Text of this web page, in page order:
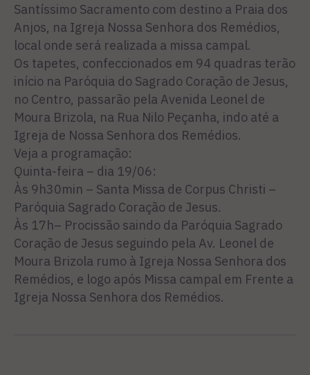
Santíssimo Sacramento com destino a Praia dos
Anjos, na Igreja Nossa Senhora dos Remédios,
local onde será realizada a missa campal.
Os tapetes, confeccionados em 94 quadras terão
início na Paróquia do Sagrado Coração de Jesus,
no Centro, passarão pela Avenida Leonel de
Moura Brizola, na Rua Nilo Peçanha, indo até a
Igreja de Nossa Senhora dos Remédios.
Veja a programação:
Quinta-feira – dia 19/06:
Às 9h30min – Santa Missa de Corpus Christi –
Paróquia Sagrado Coração de Jesus.
Às 17h– Procissão saindo da Paróquia Sagrado
Coração de Jesus seguindo pela Av. Leonel de
Moura Brizola rumo à Igreja Nossa Senhora dos
Remédios, e logo após Missa campal em Frente a
Igreja Nossa Senhora dos Remédios.